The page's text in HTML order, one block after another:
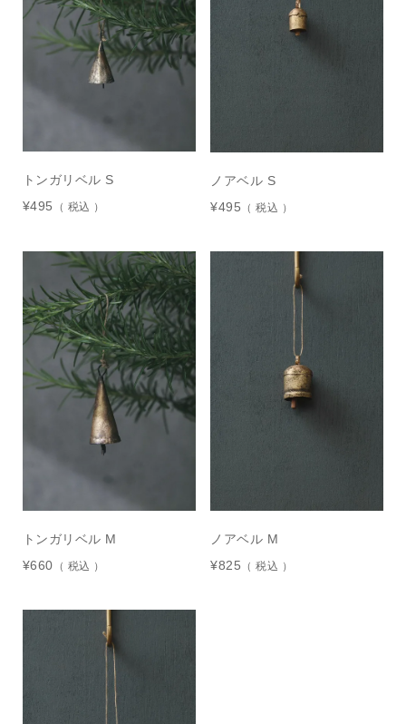
トンガリベル S
¥495 税込
ノアベル S
¥495 税込
トンガリベル M
¥660 税込
ノアベル M
¥825 税込